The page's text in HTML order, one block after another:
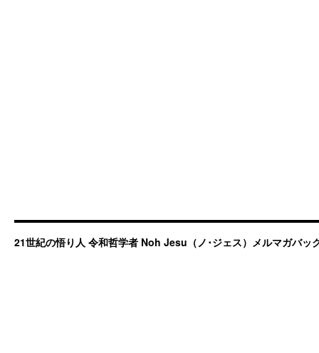
21世紀の悟り人 令和哲学者 Noh Jesu（ノ･ジェス）メルマガバッ